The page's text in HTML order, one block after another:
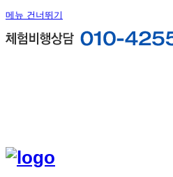
메뉴 건너뛰기